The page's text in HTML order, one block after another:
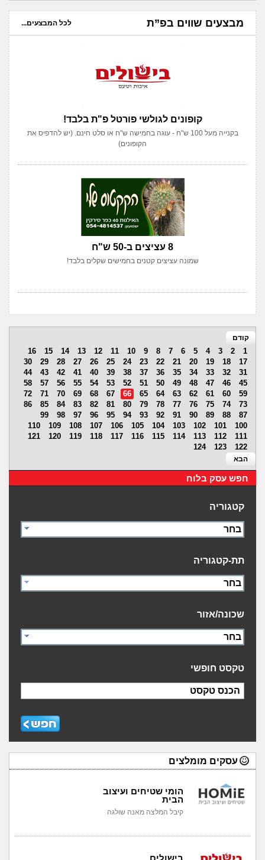
מבצעים שווים בפ”ת לכל המבצעים...
קופונים לגולשי פורטל פ"ת בלבד!
בקנייה מעל 100 ש"ח - עוגה בחמישה ש"ח או סלט חינם. (יש להדפיס את
הקופונים)
8 עציצים ב-50 ש"ח
שמונה עציצים קטנים בחמישים שקלים בלבד!
קודם
1
2
3
4
5
6
7
8
9
10
11
12
13
14
15
16
17
18
19
20
21
22
23
24
25
26
27
28
29
30
31
32
33
34
35
36
37
38
39
40
41
42
43
44
45
46
47
48
49
50
51
52
53
54
55
56
57
58
59
60
61
62
63
64
65
66
67
68
69
70
71
72
73
74
75
76
77
78
79
80
81
82
83
84
85
86
87
88
89
90
91
92
93
94
95
96
97
98
99
100
101
102
103
104
105
106
107
108
109
110
111
112
113
114
115
116
117
118
119
120
121
122
123
124
הבא
חפש עסק בלוח
קטגוריה
בחר
תת-קטגוריה
בחר
שכונה/אזור
בחר
טקסט חופשי
הכנס טקסט
עסקים מומלצים
הומי שטיחים ועיצוב
הבית
קיבל המלצה מאנה שולגה
בישולים